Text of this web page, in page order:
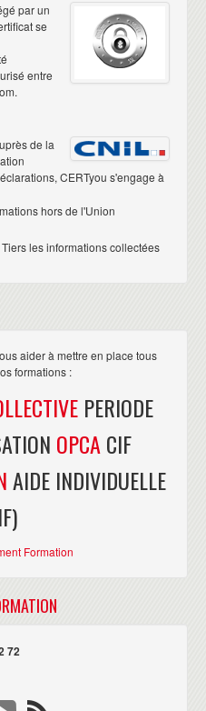
par un
se
entre
de la
CERTyou s'engage à
hors de l'Union
les informations collectées
aider à mettre en place tous
formations :
PERIODE
OPCA CIF
AIDE INDIVIDUELLE
Formation
72